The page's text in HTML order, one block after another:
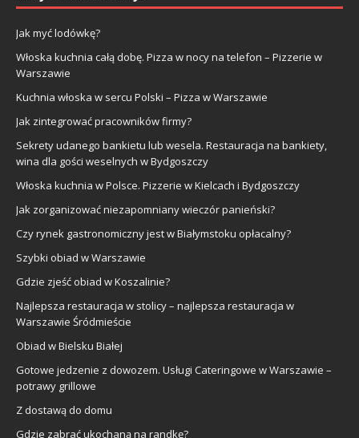
Jak myć lodówkę?
Włoska kuchnia całą dobę. Pizza w nocy na telefon – Pizzerie w
Warszawie
Kuchnia włoska w sercu Polski – Pizza w Warszawie
Jak zintegrować pracowników firmy?
Sekrety udanego bankietu lub wesela. Restauracja na bankiety,
wina dla gości weselnych w Bydgoszczy
Włoska kuchnia w Polsce. Pizzerie w Kielcach i Bydgoszczy
Jak zorganizować niezapomniany wieczór panieński?
Czy rynek gastronomiczny jest w Białymstoku opłacalny?
Szybki obiad w Warszawie
Gdzie zjeść obiad w Koszalinie?
Najlepsza restauracja w stolicy – najlepsza restauracja w
Warszawie Śródmieście
Obiad w Bielsku Białej
Gotowe jedzenie z dowozem. Usługi Cateringowe w Warszawie –
potrawy grillowe
Z dostawą do domu
Gdzie zabrać ukochaną na randkę?